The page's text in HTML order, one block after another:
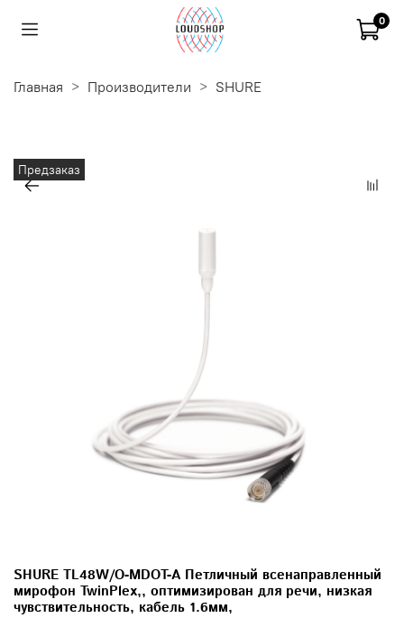
0
Главная Производители SHURE
Предзаказ
SHURE TL48W/O-MDOT-A Петличный всенаправленный
мирофон TwinPlex,, оптимизирован для речи, низкая
чувствительность, кабель 1.6мм,